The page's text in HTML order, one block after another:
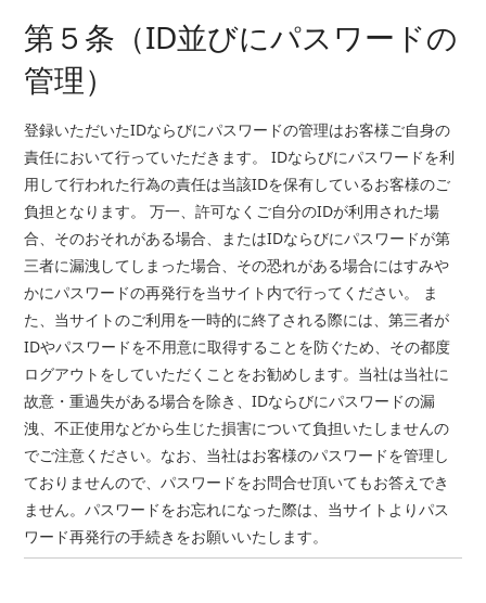
第５条（ID並びにパスワードの
管理）
登録いただいたIDならびにパスワードの管理はお客様ご自身の
責任において行っていただきます。 IDならびにパスワードを利
用して行われた行為の責任は当該IDを保有しているお客様のご
負担となります。 万一、許可なくご自分のIDが利用された場
合、そのおそれがある場合、またはIDならびにパスワードが第
三者に漏洩してしまった場合、その恐れがある場合にはすみや
かにパスワードの再発行を当サイト内で行ってください。 ま
た、当サイトのご利用を一時的に終了される際には、第三者が
IDやパスワードを不用意に取得することを防ぐため、その都度
ログアウトをしていただくことをお勧めします。当社は当社に
故意・重過失がある場合を除き、IDならびにパスワードの漏
洩、不正使用などから生じた損害について負担いたしませんの
でご注意ください。なお、当社はお客様のパスワードを管理し
ておりませんので、パスワードをお問合せ頂いてもお答えでき
ません。パスワードをお忘れになった際は、当サイトよりパス
ワード再発行の手続きをお願いいたします。